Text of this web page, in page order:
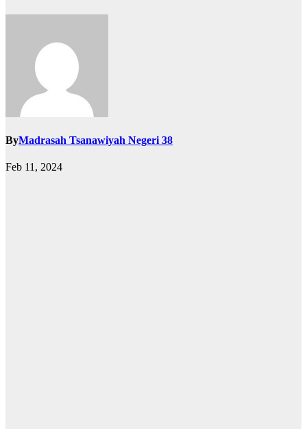
ByMadrasah Tsanawiyah Negeri 38
Feb 11, 2024